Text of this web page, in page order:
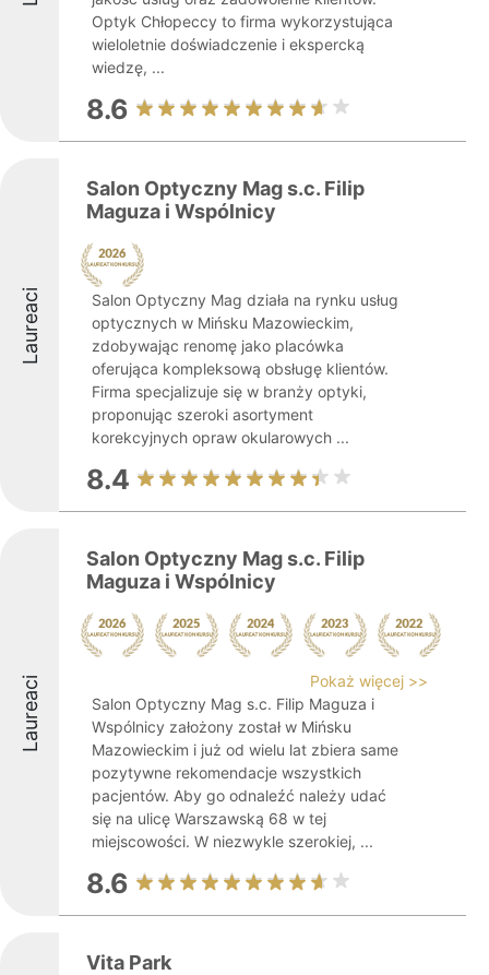
Optyk Chłopeccy to firma wykorzystująca
wieloletnie doświadczenie i ekspercką
wiedzę, ...
8.6
Laureaci
Salon Optyczny Mag s.c. Filip
Maguza i Wspólnicy
Salon Optyczny Mag działa na rynku usług
optycznych w Mińsku Mazowieckim,
zdobywając renomę jako placówka
oferująca kompleksową obsługę klientów.
Firma specjalizuje się w branży optyki,
proponując szeroki asortyment
korekcyjnych opraw okularowych ...
8.4
Laureaci
Salon Optyczny Mag s.c. Filip
Maguza i Wspólnicy
Pokaż więcej >>
Salon Optyczny Mag s.c. Filip Maguza i
Wspólnicy założony został w Mińsku
Mazowieckim i już od wielu lat zbiera same
pozytywne rekomendacje wszystkich
pacjentów. Aby go odnaleźć należy udać
się na ulicę Warszawską 68 w tej
miejscowości. W niezwykle szerokiej, ...
8.6
Vita Park